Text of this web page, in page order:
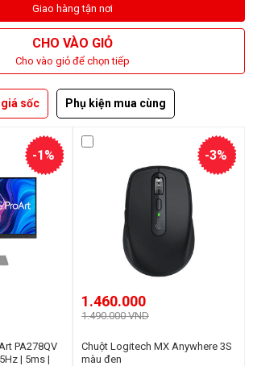
Giao hàng tận nơi
CHO VÀO GIỎ
Cho vào giỏ để chọn tiếp
sốc Phụ kiện mua cùng
-1%
PA278QV
| 5ms |
1.460.000
1.490.000 VND
-3%
Chuột Logitech MX Anywhere 3S
màu đen